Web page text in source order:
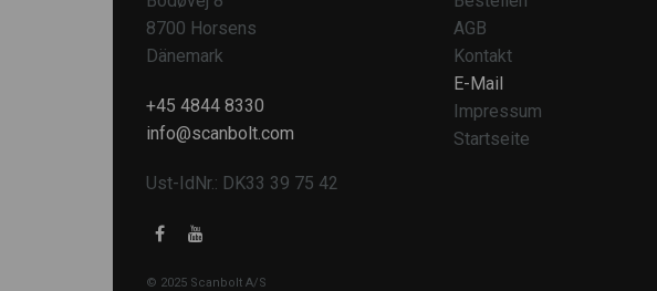
8700 Horsens
Dänemark
+45 4844 8330
info@scanbolt.com
Ust-IdNr.: DK33 39 75 42
© 2025 Scanbolt A/S
AGB
Kontakt
E-Mail
Impressum
Startseite